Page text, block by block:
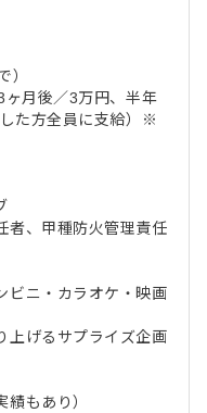
）
ヶ月後／3万円、半年
た方全員に支給）※
者、甲種防火管理責任
ビニ・カラオケ・映画
上げるサプライズ企画
もあり）